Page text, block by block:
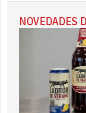
NOVEDADES